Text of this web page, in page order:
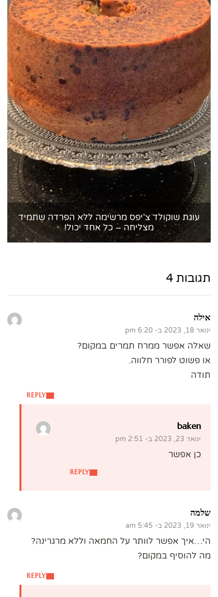
עוגת שוקולד צ'יפס מרשימה ללא הפרדה שתמיד
מצליחה – כל אחד יכול!
תגובות 4
אילה
ינואר 18, 2023 ב- 6:20 pm
REPLY
שאלה אפשר ממרח תמרים במקום?
או פשוט לפורר חלווה.
תודה
baken
ינואר 23, 2023 ב- 2:51 pm
REPLY
כן אפשר
שלמה
ינואר 19, 2023 ב- 5:45 am
REPLY
הי…איך אפשר לוותר על החמאה וללא מרגרינה?
מה להוסיף במקום?